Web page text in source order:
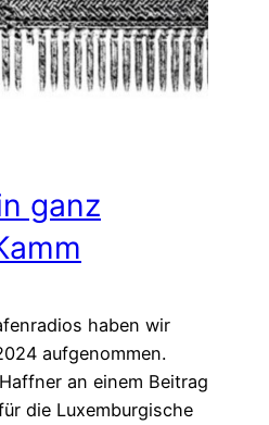
ganz
haben wir
aufgenommen.
an einem Beitrag
die Luxemburgische